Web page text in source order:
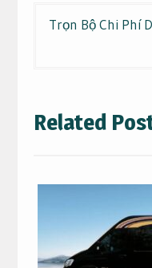
Trọn Bộ Chi Phí
Related